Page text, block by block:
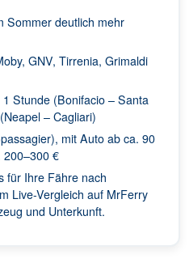
Sommer deutlich mehr
GNV, Tirrenia, Grimaldi
1 Stunde (Bonifacio – Santa
– Cagliari)
mit Auto ab ca. 90
200–300 €
für Ihre Fähre nach
Live-Vergleich auf MrFerry
und Unterkunft.